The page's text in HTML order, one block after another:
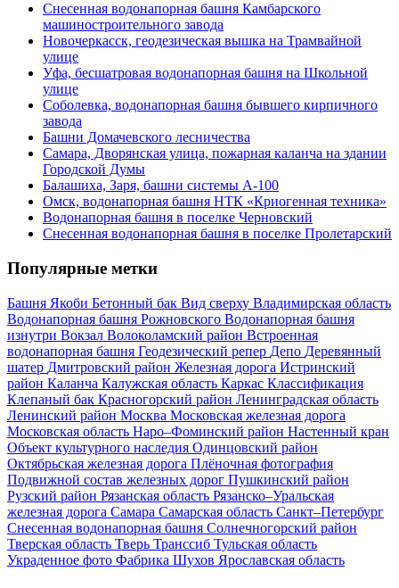
Снесенная водонапорная башня Камбарского
машиностроительного завода
Новочеркасск, геодезическая вышка на Трамвайной
улице
Уфа, бесшатровая водонапорная башня на Школьной
улице
Соболевка, водонапорная башня бывшего кирпичного
завода
Башни Домачевского лесничества
Самара, Дворянская улица, пожарная каланча на здании
Городской Думы
Балашиха, Заря, башни системы А-100
Омск, водонапорная башня НТК «Криогенная техника»
Водонапорная башня в поселке Черновский
Снесенная водонапорная башня в поселке Пролетарский
Популярные метки
Башня Якоби Бетонный бак Вид сверху Владимирская область
Водонапорная башня Рожновского Водонапорная башня
изнутри Вокзал Волоколамский район Встроенная
водонапорная башня Геодезический репер Депо Деревянный
шатер Дмитровский район Железная дорога Истринский
район Каланча Калужская область Каркас Классификация
Клепаный бак Красногорский район Ленинградская область
Ленинский район Москва Московская железная дорога
Московская область Наро–Фоминский район Настенный кран
Объект культурного наследия Одинцовский район
Октябрьская железная дорога Плёночная фотография
Подвижной состав железных дорог Пушкинский район
Рузский район Рязанская область Рязанско–Уральская
железная дорога Самара Самарская область Санкт–Петербург
Снесенная водонапорная башня Солнечногорский район
Тверская область Тверь Транссиб Тульская область
Украденное фото Фабрика Шухов Ярославская область